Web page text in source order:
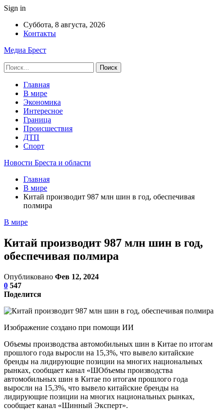
Sign in
Суббота, 8 августа, 2026
Контакты
Медиа Брест
Главная
В мире
Экономика
Интересное
Граница
Происшествия
ДТП
Спорт
Новости Бреста и области
Главная
В мире
Китай производит 987 млн шин в год, обеспечивая
полмира
В мире
Китай производит 987 млн шин в год,
обеспечивая полмира
Опубликовано Фев 12, 2024
0 547
Поделится
Изображение создано при помощи ИИ
Объемы производства автомобильных шин в Китае по итогам
прошлого года выросли на 15,3%, что вывело китайские
бренды на лидирующие позиции на многих национальных
рынках, сообщает канал «ШОбъемы производства
автомобильных шин в Китае по итогам прошлого года
выросли на 15,3%, что вывело китайские бренды на
лидирующие позиции на многих национальных рынках,
сообщает канал «Шинный Эксперт».